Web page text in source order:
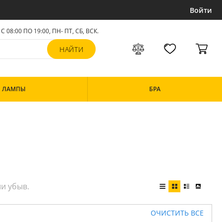
Войти
С 08:00 ПО 19:00, ПН- ПТ,СБ, ВСК.
ЛАМПЫ БРА
ОЧИСТИТЬ ВСЕ